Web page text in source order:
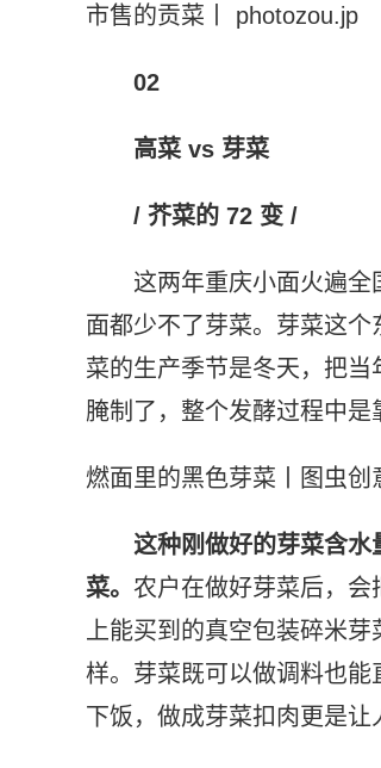
市售的贡菜丨 photozou.jp
02
高菜 vs 芽菜
/ 芥菜的 72 变 /
这两年重庆小面火遍
面都少不了芽菜。芽菜这
菜的生产季节是冬天，把
腌制了，整个发酵过程中是
燃面里的黑色芽菜丨图虫创
这种刚做好的芽菜含
菜。 农户在做好芽菜后，
上能买到的真空包装碎米
样。芽菜既可以做调料也能
下饭，做成芽菜扣肉更是让